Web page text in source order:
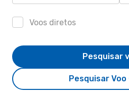
Voos diretos
Pesquisar
Pesquisar